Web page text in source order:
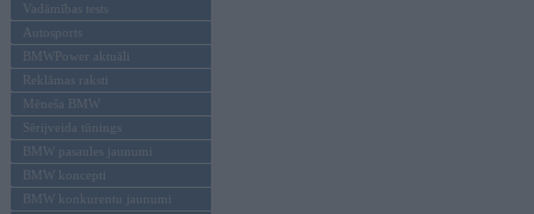
Vadāmības tests
Autosports
BMWPower aktuāli
Reklāmas raksti
Mēneša BMW
Sērijveida tūnings
BMW pasaules jaunumi
BMW koncepti
BMW konkurentu jaunumi